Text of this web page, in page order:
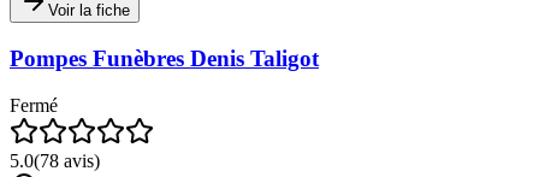
Voir la fiche
Pompes Funèbres Denis Taligot
Fermé
5.0(78 avis)